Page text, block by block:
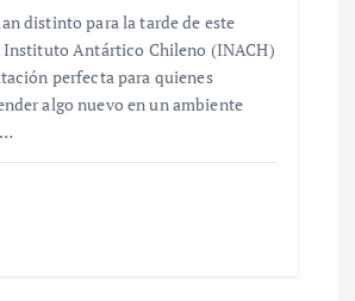
distinto para la tarde de este
Instituto Antártico Chileno (INACH)
perfecta para quienes
algo nuevo en un ambiente